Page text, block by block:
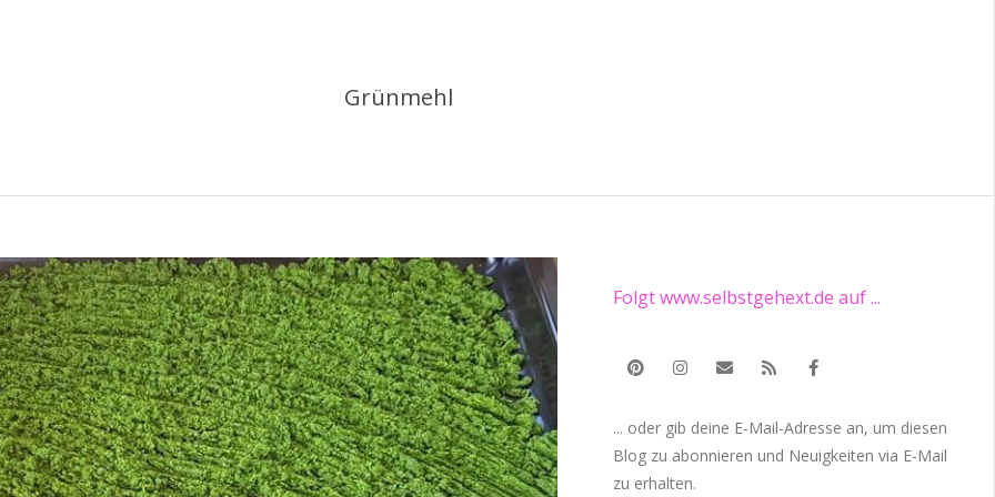
Grünmehl
Folgt www.selbstgehext.de auf ...
... oder gib deine E-Mail-Adresse an, um diesen
Blog zu abonnieren und Neuigkeiten via E-Mail
zu erhalten.